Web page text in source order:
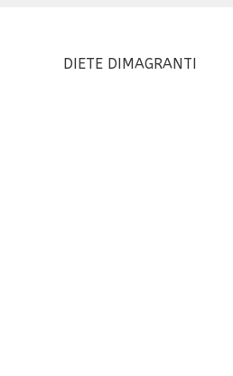
DIETE DIMAGRANTI